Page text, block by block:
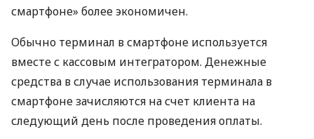
смартфоне» более экономичен.
Обычно терминал в смартфоне используется
вместе с кассовым интегратором. Денежные
средства в случае использования терминала в
смартфоне зачисляются на счет клиента на
следующий день после проведения оплаты.